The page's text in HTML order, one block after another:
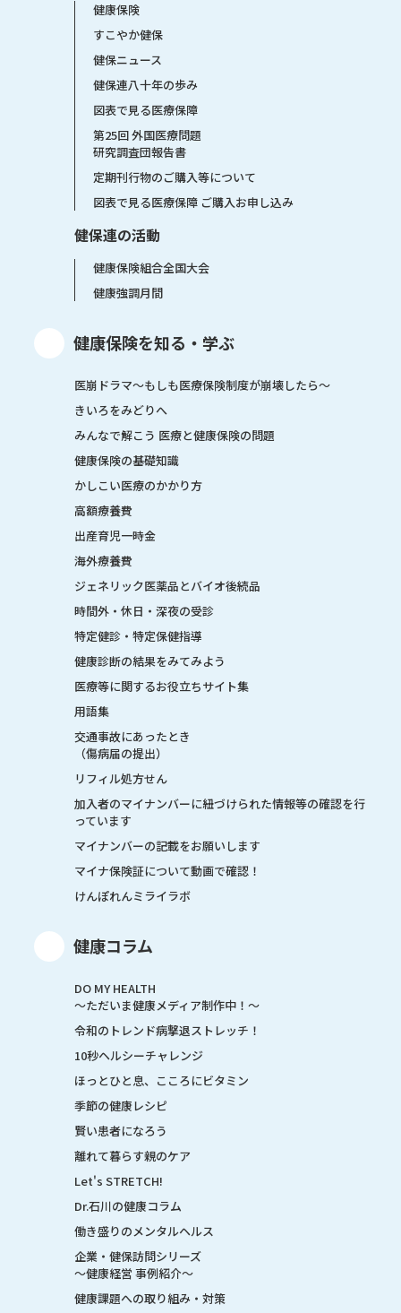
健康保険
すこやか健保
健保ニュース
健保連八十年の歩み
図表で見る医療保障
第25回 外国医療問題
研究調査団報告書
定期刊行物のご購入等について
図表で見る医療保障 ご購入お申し込み
健保連の活動
健康保険組合全国大会
健康強調月間
健康保険を知る・学ぶ
医崩ドラマ〜もしも医療保険制度が崩壊したら〜
きいろをみどりへ
みんなで解こう 医療と健康保険の問題
健康保険の基礎知識
かしこい医療のかかり方
高額療養費
出産育児一時金
海外療養費
ジェネリック医薬品とバイオ後続品
時間外・休日・深夜の受診
特定健診・特定保健指導
健康診断の結果をみてみよう
医療等に関するお役立ちサイト集
用語集
交通事故にあったとき
（傷病届の提出）
リフィル処方せん
加入者のマイナンバーに紐づけられた情報等の確認を行
っています
マイナンバーの記載をお願いします
マイナ保険証について動画で確認！
けんぽれんミライラボ
健康コラム
DO MY HEALTH
～ただいま健康メディア制作中！～
令和のトレンド病撃退ストレッチ！
10秒ヘルシーチャレンジ
ほっとひと息、こころにビタミン
季節の健康レシピ
賢い患者になろう
離れて暮らす親のケア
Let's STRETCH!
Dr.石川の健康コラム
働き盛りのメンタルヘルス
企業・健保訪問シリーズ
～健康経営 事例紹介～
健康課題への取り組み・対策